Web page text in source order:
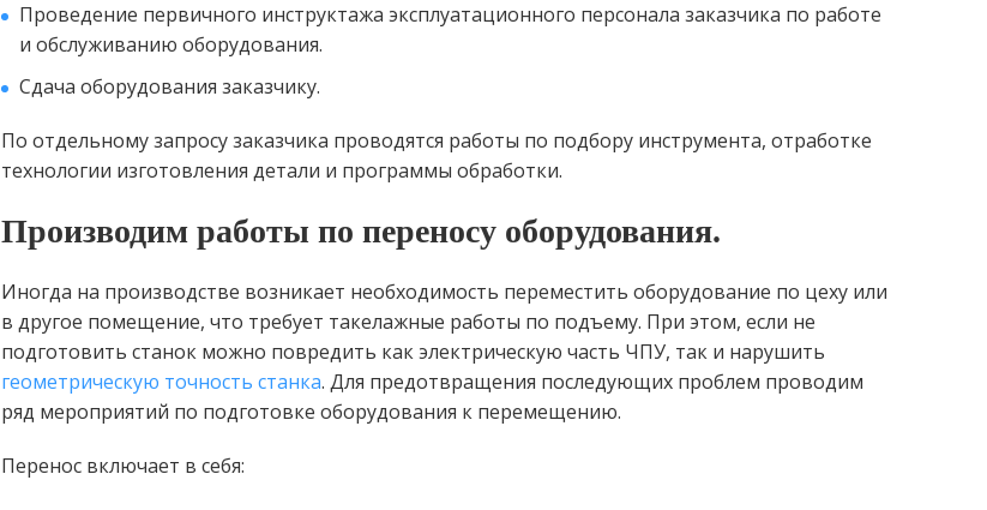
Проведение первичного инструктажа эксплуатационного персонала заказчика по работе
и обслуживанию оборудования.
Сдача оборудования заказчику.
По отдельному запросу заказчика проводятся работы по подбору инструмента, отработке
технологии изготовления детали и программы обработки.
Производим работы по переносу оборудования.
Иногда на производстве возникает необходимость переместить оборудование по цеху или
в другое помещение, что требует такелажные работы по подъему. При этом, если не
подготовить станок можно повредить как электрическую часть ЧПУ, так и нарушить
геометрическую точность станка. Для предотвращения последующих проблем проводим
ряд мероприятий по подготовке оборудования к перемещению.
Перенос включает в себя: